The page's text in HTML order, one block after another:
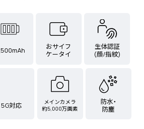
おサイフ
ケータイ
生体認証
(顔/指紋)
5G対応
メインカメラ
約5,000万画素
防水・
防塵